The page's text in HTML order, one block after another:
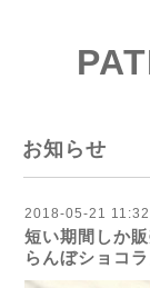
お知らせ
2018-05-21
短い期間しか
らんぼショコラ